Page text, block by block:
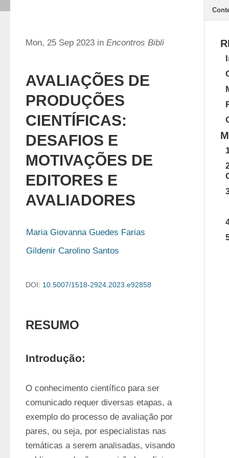
Mon, 25 Sep 2023 in Encontros Bibli
AVALIAÇÕES DE
PRODUÇÕES
CIENTÍFICAS:
DESAFIOS E
MOTIVAÇÕES DE
EDITORES E
AVALIADORES
Maria Giovanna Guedes Farias
Gildenir Carolino Santos
DOI: 10.5007/1518-2924.2023.e92858
RESUMO
Introdução:
O conhecimento científico para ser
comunicado requer diversas etapas, a
exemplo do processo de avaliação por
pares, ou seja, por especialistas nas
temáticas a serem analisadas, visando